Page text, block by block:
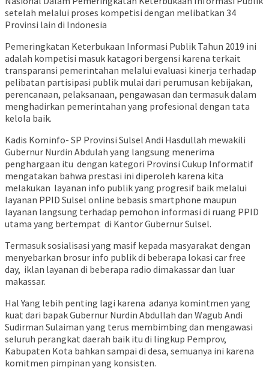
setelah melalui proses kompetisi dengan melibatkan 34
Provinsi lain di Indonesia
Pemeringkatan Keterbukaan Informasi Publik Tahun 2019 ini
adalah kompetisi masuk katagori bergensi karena terkait
transparansi pemerintahan melalui evaluasi kinerja terhadap
pelibatan partisipasi publik mulai dari perumusan kebijakan,
perencanaan, pelaksanaan, pengawasan dan termasuk dalam
menghadirkan pemerintahan yang profesional dengan tata
kelola baik.
Kadis Kominfo- SP Provinsi Sulsel Andi Hasdullah mewakili
Gubernur Nurdin Abdulah yang langsung menerima
penghargaan itu dengan kategori Provinsi Cukup Informatif
mengatakan bahwa prestasi ini diperoleh karena kita
melakukan layanan info publik yang progresif baik melalui
layanan PPID Sulsel online bebasis smartphone maupun
layanan langsung terhadap pemohon informasi di ruang PPID
utama yang bertempat di Kantor Gubernur Sulsel.
Termasuk sosialisasi yang masif kepada masyarakat dengan
menyebarkan brosur info publik di beberapa lokasi car free
day, iklan layanan di beberapa radio dimakassar dan luar
makassar.
Hal Yang lebih penting lagi karena adanya komintmen yang
kuat dari bapak Gubernur Nurdin Abdullah dan Wagub Andi
Sudirman Sulaiman yang terus membimbing dan mengawasi
seluruh perangkat daerah baik itu di lingkup Pemprov,
Kabupaten Kota bahkan sampai di desa, semuanya ini karena
komitmen pimpinan yang konsisten.